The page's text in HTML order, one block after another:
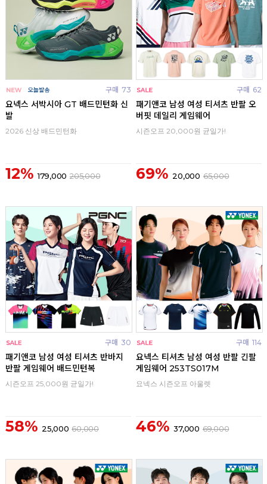
구매 73
요넥스 서박시아 GT 배드민턴화 신
발
2026 신상 배드민턴화
12% 179,000 205,000
구매 62
패기앤코 남성 여성 티셔츠 반팔 오
버핏 데일리 게임웨어
시즌오프 20,000원 균일가!
69% 20,000 65,000
구매 30
패기앤코 남성 여성 티셔츠 반바지
반팔 게임웨어 배드민턴복
시즌오프 25,000원 균일가!
58% 25,000 60,000
구매 114
요넥스 티셔츠 남성 여성 반팔 긴팔
게임웨어 253TS017M
요넥스 시즌오프 아울렛
46% 37,000 69,000